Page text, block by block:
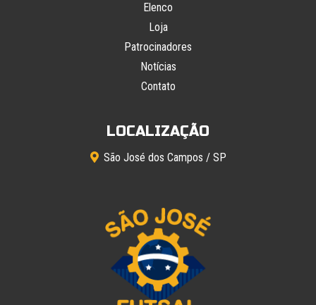
Elenco
Loja
Patrocinadores
Notícias
Contato
LOCALIZAÇÃO
São José dos Campos / SP